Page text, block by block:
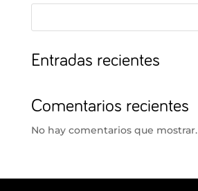
Entradas recientes
Comentarios recientes
No hay comentarios que mostrar.